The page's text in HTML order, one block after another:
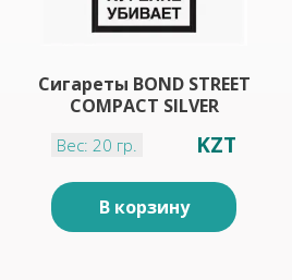
Сигареты BOND STREET
COMPACT SILVER
Вес: 20 гр. KZT
В корзину